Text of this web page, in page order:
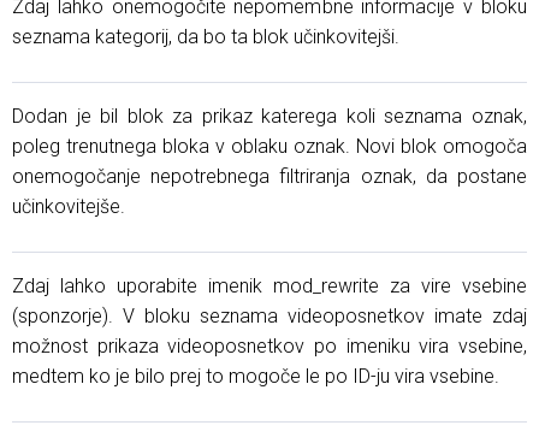
Zdaj lahko onemogočite nepomembne informacije v bloku
seznama kategorij, da bo ta blok učinkovitejši.
Dodan je bil blok za prikaz katerega koli seznama oznak,
poleg trenutnega bloka v oblaku oznak. Novi blok omogoča
onemogočanje nepotrebnega filtriranja oznak, da postane
učinkovitejše.
Zdaj lahko uporabite imenik mod_rewrite za vire vsebine
(sponzorje). V bloku seznama videoposnetkov imate zdaj
možnost prikaza videoposnetkov po imeniku vira vsebine,
medtem ko je bilo prej to mogoče le po ID-ju vira vsebine.